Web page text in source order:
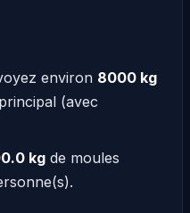
environ 8000 kg
(avec
kg de moules